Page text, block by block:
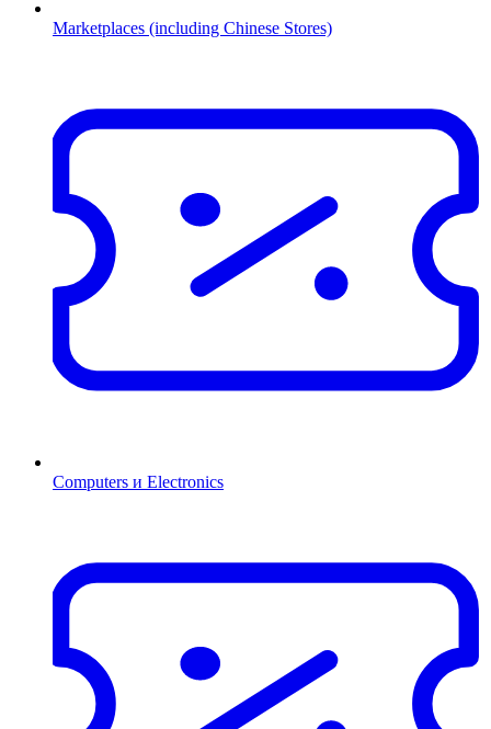
Marketplaces (including Chinese Stores)
Computers и Electronics